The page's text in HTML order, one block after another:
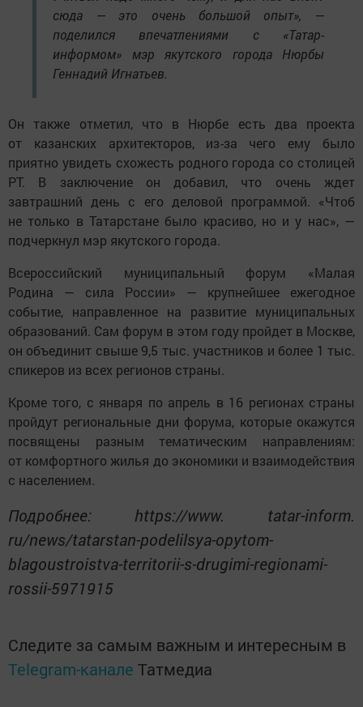
сюда — это очень большой опыт», —
поделился впечатлениями с «Татар-
информом» мэр якутского города Нюрбы
Геннадий Игнатьев.
Он также отметил, что в Нюрбе есть два проекта
от казанских архитекторов, из-за чего ему было
приятно увидеть схожесть родного города со столицей
РТ. В заключение он добавил, что очень ждет
завтрашний день с его деловой программой. «Чтоб
не только в Татарстане было красиво, но и у нас», —
подчеркнул мэр якутского города.
Всероссийский муниципальный форум «Малая
Родина — сила России» — крупнейшее ежегодное
событие, направленное на развитие муниципальных
образований. Сам форум в этом году пройдет в Москве,
он объединит свыше 9,5 тыс. участников и более 1 тыс.
спикеров из всех регионов страны.
Кроме того, с января по апрель в 16 регионах страны
пройдут региональные дни форума, которые окажутся
посвящены разным тематическим направлениям:
от комфортного жилья до экономики и взаимодействия
с населением.
Подробнее: https://www. tatar-inform.
ru/news/tatarstan-podelilsya-opytom-
blagoustroistva-territorii-s-drugimi-regionami-
rossii-5971915
Следите за самым важным и интересным в
Telegram-канале Татмедиа